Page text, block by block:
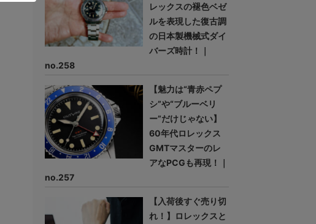
レックスの褪色ベゼ
ルを表現した復古調
の日本製機械式ダイ
バーズ時計！｜
no.258
【魅力は“青赤ペプ
シ”や“ブルーベリ
ー”だけじゃない】
60年代ロレックス
GMTマスターのレ
アなPCGも再現！｜
no.257
【入荷後すぐ売り切
れ！】ロレックスと